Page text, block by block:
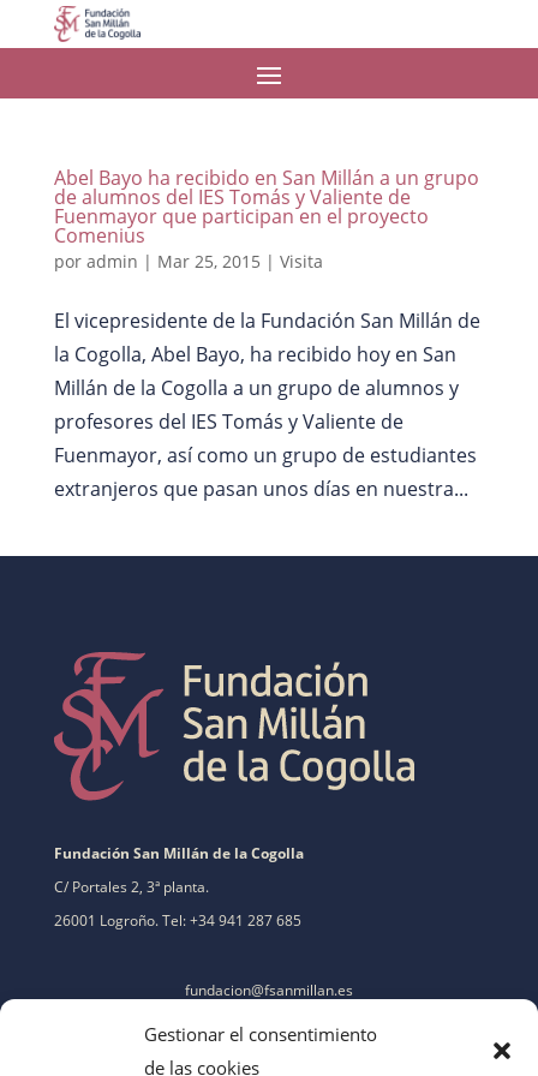
Gestionar el consentimiento
de las cookies
Abel Bayo ha recibido en San Millán a un grupo
de alumnos del IES Tomás y Valiente de
Fuenmayor que participan en el proyecto
Comenius
por admin | Mar 25, 2015 | Visita
El vicepresidente de la Fundación San Millán de
la Cogolla, Abel Bayo, ha recibido hoy en San
Millán de la Cogolla a un grupo de alumnos y
profesores del IES Tomás y Valiente de
Fuenmayor, así como un grupo de estudiantes
extranjeros que pasan unos días en nuestra...
Fundación San Millán de la Cogolla
C/ Portales 2, 3ª planta.
26001 Logroño. Tel: +34 941 287 685
fundacion@fsanmillan.es